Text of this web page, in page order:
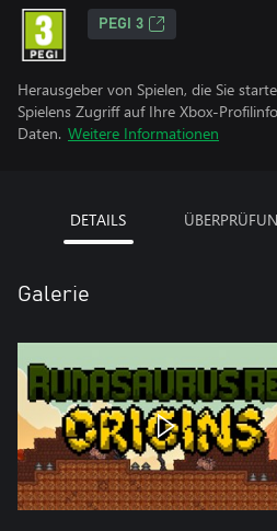
PEGI 3
Herausgeber von Spielen, die Sie
Spielens Zugriff auf Ihre Xbox-
Daten. Weitere Informationen
DETAILS
Galerie